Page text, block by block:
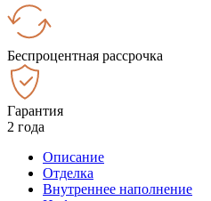
Беспроцентная рассрочка
Гарантия
2 года
Описание
Отделка
Внутреннее наполнение